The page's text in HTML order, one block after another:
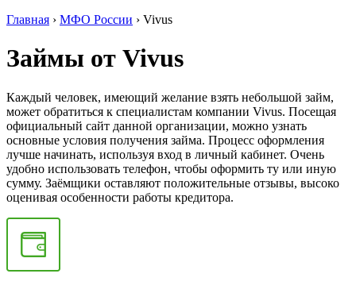
Главная › МФО России › Vivus
Займы от Vivus
Каждый человек, имеющий желание взять небольшой займ,
может обратиться к специалистам компании Vivus. Посещая
официальный сайт данной организации, можно узнать
основные условия получения займа. Процесс оформления
лучше начинать, используя вход в личный кабинет. Очень
удобно использовать телефон, чтобы оформить ту или иную
сумму. Заёмщики оставляют положительные отзывы, высоко
оценивая особенности работы кредитора.